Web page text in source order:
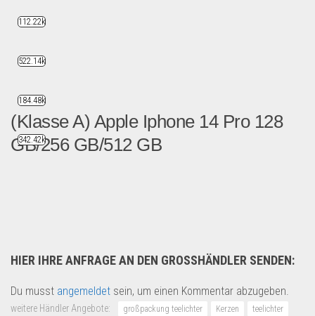
(Klasse A) Apple Iphone 14 Pro 128
GB/256 GB/512 GB
HIER IHRE ANFRAGE AN DEN GROSSHÄNDLER SENDEN:
Du musst angemeldet sein, um einen Kommentar abzugeben.
weitere Händler Angebote: großpackung teelichter Kerzen teelichter
112.22k
522.14k
184.48k
342.42k